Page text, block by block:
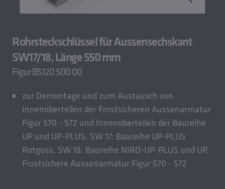
Rohrsteckschlüssel für Aussensechskant
SW17/18, Länge 550 mm
Figur B5120 500 00
zur Demontage und zum Austausch von
Innenoberteilen der Frostsicheren Aussenarmatur
Figur 570 - 572 und Innenoberteilen der Baureihe
UP und UP-PLUS, SW 17: Baureihe UP-PLUS
Rotguss, SW 18: Baureihe NIRO-UP-PLUS und UP,
Frostsichere Aussenarmatur Figur 570 - 572